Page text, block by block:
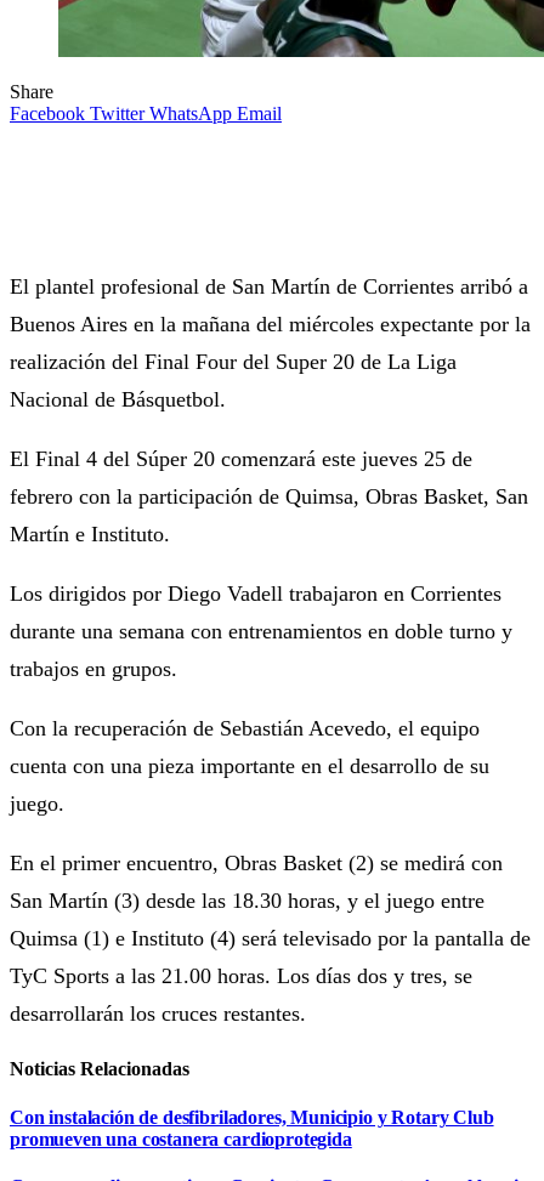
Share
Facebook Twitter WhatsApp Email
El plantel profesional de San Martín de Corrientes arribó a
Buenos Aires en la mañana del miércoles expectante por la
realización del Final Four del Super 20 de La Liga
Nacional de Básquetbol.
El Final 4 del Súper 20 comenzará este jueves 25 de
febrero con la participación de Quimsa, Obras Basket, San
Martín e Instituto.
Los dirigidos por Diego Vadell trabajaron en Corrientes
durante una semana con entrenamientos en doble turno y
trabajos en grupos.
Con la recuperación de Sebastián Acevedo, el equipo
cuenta con una pieza importante en el desarrollo de su
juego.
En el primer encuentro, Obras Basket (2) se medirá con
San Martín (3) desde las 18.30 horas, y el juego entre
Quimsa (1) e Instituto (4) será televisado por la pantalla de
TyC Sports a las 21.00 horas. Los días dos y tres, se
desarrollarán los cruces restantes.
Noticias Relacionadas
Con instalación de desfibriladores, Municipio y Rotary Club
promueven una costanera cardioprotegida